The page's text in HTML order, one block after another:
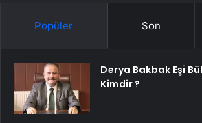
Popüler Son
Derya Bakbak Eşi
Kimdir ?